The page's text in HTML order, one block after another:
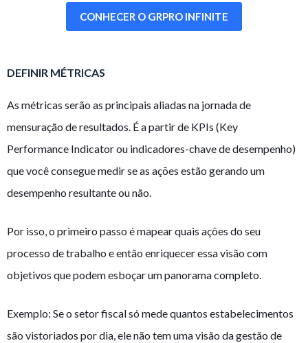
CONHECER O GRPRO INFINITE
DEFINIR MÉTRICAS
As métricas serão as principais aliadas na jornada de
mensuração de resultados. É a partir de KPIs (Key
Performance Indicator ou indicadores-chave de desempenho)
que você consegue medir se as ações estão gerando um
desempenho resultante ou não.
Por isso, o primeiro passo é mapear quais ações do seu
processo de trabalho e então enriquecer essa visão com
objetivos que podem esboçar um panorama completo.
Exemplo: Se o setor fiscal só mede quantos estabelecimentos
são vistoriados por dia, ele não tem uma visão da gestão de